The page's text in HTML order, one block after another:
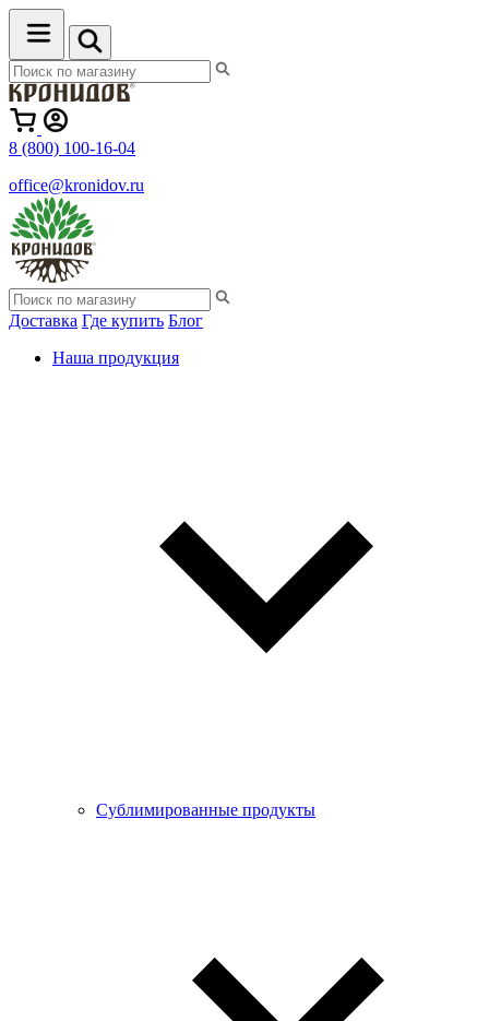
8 (800) 100-16-04
office@kronidov.ru
Доставка Где купить Блог
Наша продукция
Сублимированные продукты